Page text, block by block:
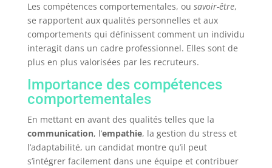
Les compétences comportementales, ou savoir-être,
se rapportent aux qualités personnelles et aux
comportements qui définissent comment un individu
interagit dans un cadre professionnel. Elles sont de
plus en plus valorisées par les recruteurs.
Importance des compétences
comportementales
En mettant en avant des qualités telles que la
communication, l’empathie, la gestion du stress et
l’adaptabilité, un candidat montre qu’il peut
s’intégrer facilement dans une équipe et contribuer